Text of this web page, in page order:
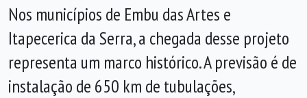
Nos municípios de Embu das Artes e
Itapecerica da Serra, a chegada desse projeto
representa um marco histórico. A previsão é de
instalação de 650 km de tubulações,